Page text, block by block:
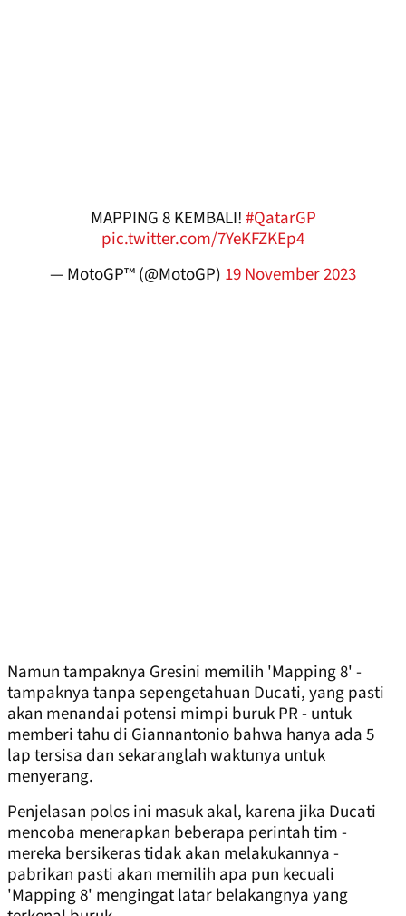
MAPPING 8 KEMBALI!#QatarGP
pic.twitter.com/7YeKFZKEp4
— MotoGP™ (@MotoGP) 19 November 2023
Namun tampaknya Gresini memilih 'Mapping 8' -
tampaknya tanpa sepengetahuan Ducati, yang pasti
akan menandai potensi mimpi buruk PR - untuk
memberi tahu di Giannantonio bahwa hanya ada 5
lap tersisa dan sekaranglah waktunya untuk
menyerang.
Penjelasan polos ini masuk akal, karena jika Ducati
mencoba menerapkan beberapa perintah tim -
mereka bersikeras tidak akan melakukannya -
pabrikan pasti akan memilih apa pun kecuali
'Mapping 8' mengingat latar belakangnya yang